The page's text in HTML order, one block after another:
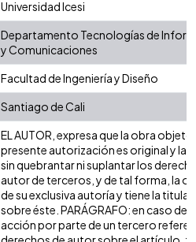
Universidad Icesi
Departamento Tecnologías de
y Comunicaciones
Facultad de Ingeniería y Diseño
Santiago de Cali
EL AUTOR, expresa que la obra objeto
presente autorización es original y la
sin quebrantar ni suplantar los
autor de terceros, y de tal forma, la
de su exclusiva autoría y tiene la
sobre éste. PARÁGRAFO: en caso de
acción por parte de un tercero